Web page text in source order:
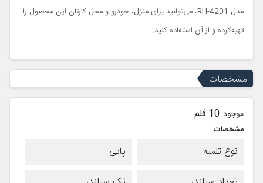
مدل
، می‌توانید برای منزل، خودرو و محل کارتان این محصول را
تهیه‌کرده و از آن استفاده کنید.
مشخصات
موجود 10 قلم
مشخصات
نوع تلمبه
پایی